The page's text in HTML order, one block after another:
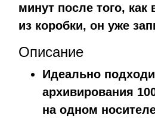
минут после того,
из коробки, он уже
Описание
Идеально
архивирования
на одном